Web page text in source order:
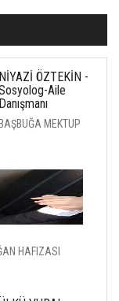
NİYAZİ ÖZTEKİN -
Aile
Danışmanı
BAŞBUĞA MEKTUP
HAFIZASI